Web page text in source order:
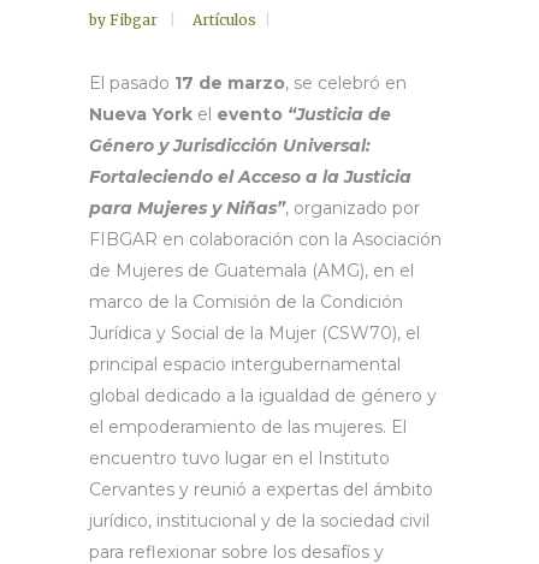
by Fibgar Artículos
El pasado 17 de marzo, se celebró en
Nueva York el evento “Justicia de
Género y Jurisdicción Universal:
Fortaleciendo el Acceso a la Justicia
para Mujeres y Niñas”, organizado por
FIBGAR en colaboración con la Asociación
de Mujeres de Guatemala (AMG), en el
marco de la Comisión de la Condición
Jurídica y Social de la Mujer (CSW70), el
principal espacio intergubernamental
global dedicado a la igualdad de género y
el empoderamiento de las mujeres. El
encuentro tuvo lugar en el Instituto
Cervantes y reunió a expertas del ámbito
jurídico, institucional y de la sociedad civil
para reflexionar sobre los desafíos y